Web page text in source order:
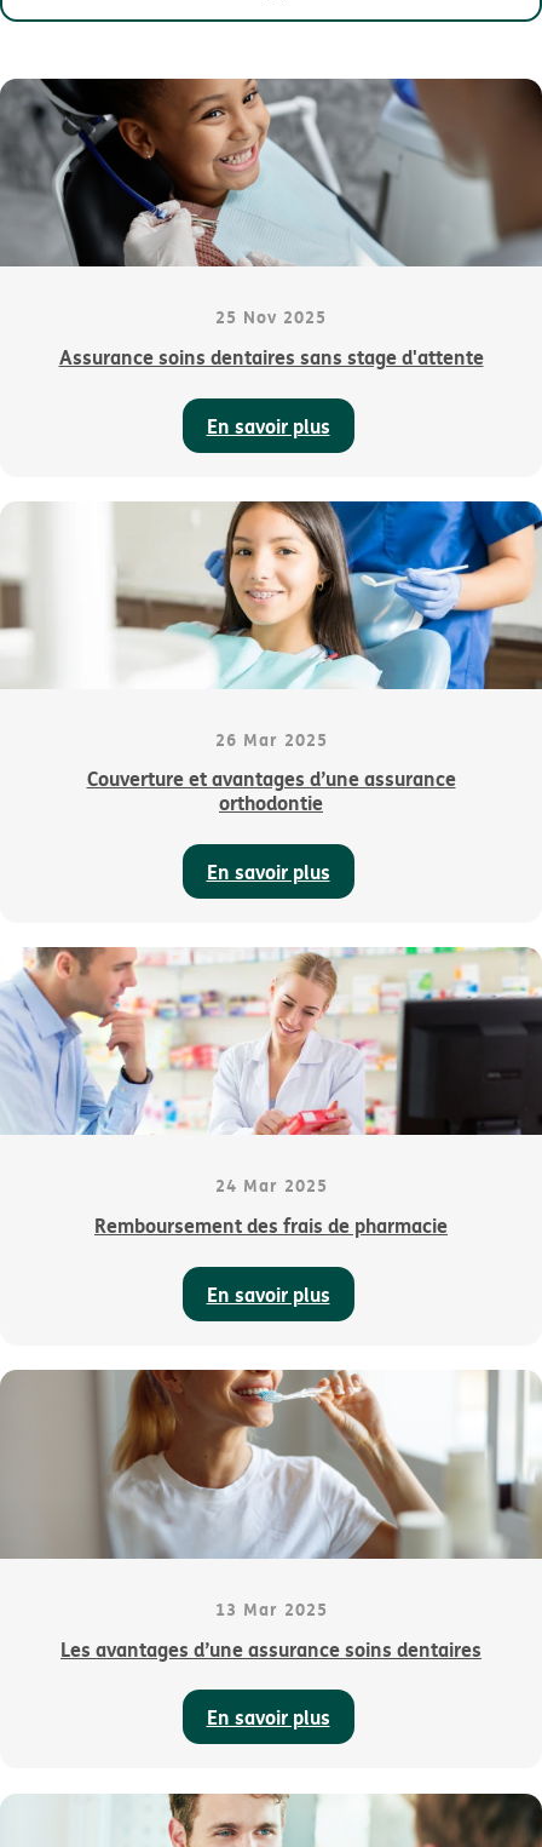
25 Nov 2025
Assurance soins dentaires sans stage d'attente
En savoir plus
26 Mar 2025
Couverture et avantages d’une assurance
orthodontie
En savoir plus
24 Mar 2025
Remboursement des frais de pharmacie
En savoir plus
13 Mar 2025
Les avantages d’une assurance soins dentaires
En savoir plus